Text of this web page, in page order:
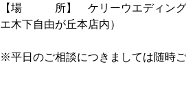
【場 所】 ケリーウエディング
エ木下自由が丘本店内）
※平日のご相談につきましては随時